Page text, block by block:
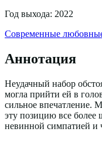
Год выхода: 2022
Современные
Аннотация
Неудачный набор
могла прийти ей в
сильное впечатление.
эту позицию все более
невинной симпатией и